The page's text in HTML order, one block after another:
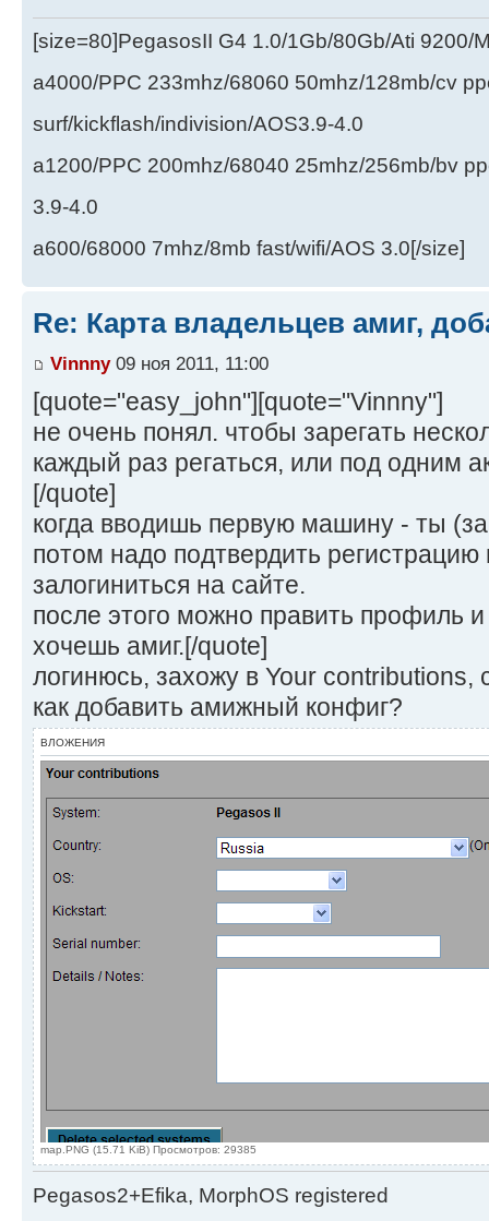
[size=80]PegasosII G4 1.0/1Gb/80Gb/Ati 9200/
a4000/PPC 233mhz/68060 50mhz/128mb/cv
surf/kickflash/indivision/AOS3.9-4.0
a1200/PPC 200mhz/68040 25mhz/256mb/bv
3.9-4.0
a600/68000 7mhz/8mb fast/wifi/AOS 3.0[/size]
Re: Карта владельцев амиг,
Vinnny09 ноя 2011, 11:00
[quote="easy_john"][quote="Vinnny"]
не очень понял. чтобы зарегать
каждый раз регаться, или под одним
[/quote]
когда вводишь первую машину - ты
потом надо подтвердить
залогиниться на сайте.
после этого можно править профиль и
хочешь амиг.[/quote]
логинюсь, захожу в Your contributions,
как добавить амижный конфиг?
ВЛОЖЕНИЯ
map.PNG (15.71 KiB) Просмотров: 29385
Pegasos2+Efika, MorphOS registered